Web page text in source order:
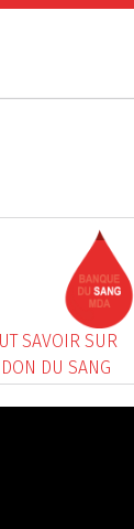
SAVOIR SUR
DON DU SANG